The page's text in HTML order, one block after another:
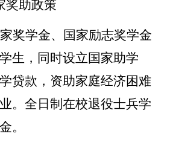
奖助政策
奖学金、国家励志奖学金
生，同时设立国家助学
贷款，资助家庭经济困难
。全日制在校退役士兵学
。